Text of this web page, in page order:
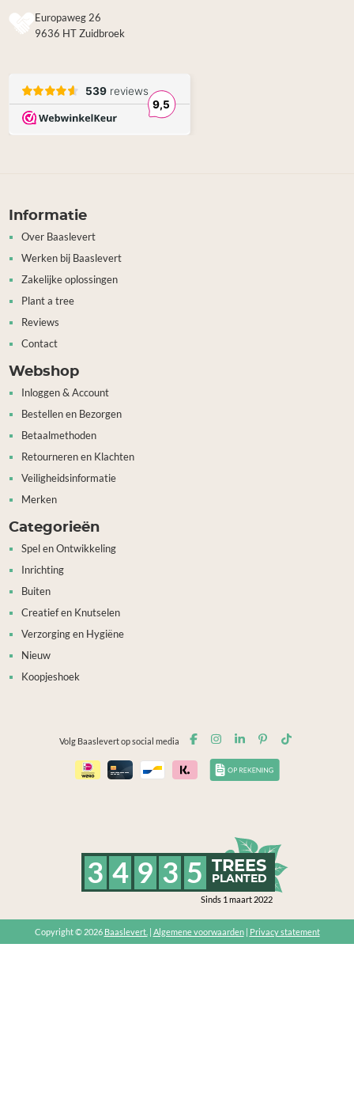
Europaweg 26
9636 HT Zuidbroek
Informatie
Over Baaslevert
Werken bij Baaslevert
Zakelijke oplossingen
Plant a tree
Reviews
Contact
Webshop
Inloggen & Account
Bestellen en Bezorgen
Betaalmethoden
Retourneren en Klachten
Veiligheidsinformatie
Merken
Categorieën
Spel en Ontwikkeling
Inrichting
Buiten
Creatief en Knutselen
Verzorging en Hygiëne
Nieuw
Koopjeshoek
Volg Baaslevert op social media
3 4 9 3 5 TREES
PLANTED
Sinds 1 maart 2022
Copyright © 2026 Baaslevert. Algemene voorwaarden| Privacy statement